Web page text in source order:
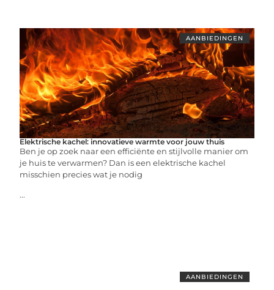
AANBIEDINGEN
Elektrische kachel: innovatieve warmte voor jouw thuis
Ben je op zoek naar een efficiënte en stijlvolle manier om
je huis te verwarmen? Dan is een elektrische kachel
misschien precies wat je nodig
...
AANBIEDINGEN